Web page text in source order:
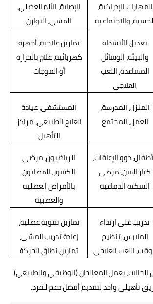
المهارات الإدراكية،
والاجتماعية
الإصابة، الألم العضلي،
المشي، التوازن
تعديل الأنشطة
والبيئة، الوسائل
المساعدة، اللعب
العلاجي
تمارين علاجية، أجهزة
كهربائية، علاج بالحرارة
أو الموجات
المنزل، المدرسة،
العمل، المجتمع
المستشفى، عيادة
العلاج الطبيعي، مراكز
التأهيل
ذوو الإعاقات،
كبار السن، مرضى
السكتة الدماغية
الرياضيون، مرضى
الكسور، المصابون
بالأمراض العضلية
والعصبية
تدريب على ارتداء
الملابس، تنظيم
اللعب العلاجي
تمارين تقوية عضلية،
إعادة تدريب المشي،
تمارين نطاق الحركة
يعمل المعالجان (الوظيفي والطبيعي)
تأهيلي واحد لتقديم أفضل دعم للفرد.